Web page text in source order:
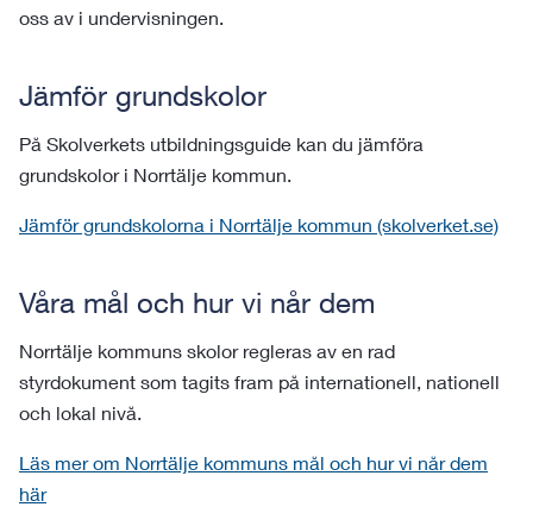
oss av i undervisningen.
Jämför grundskolor
På Skolverkets utbildningsguide kan du jämföra
grundskolor i Norrtälje kommun.
Jämför grundskolorna i Norrtälje kommun (skolverket.se)
Våra mål och hur vi når dem
Norrtälje kommuns skolor regleras av en rad
styrdokument som tagits fram på internationell, nationell
och lokal nivå.
Läs mer om Norrtälje kommuns mål och hur vi når dem
här